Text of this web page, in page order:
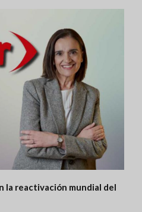
la reactivación mundial del